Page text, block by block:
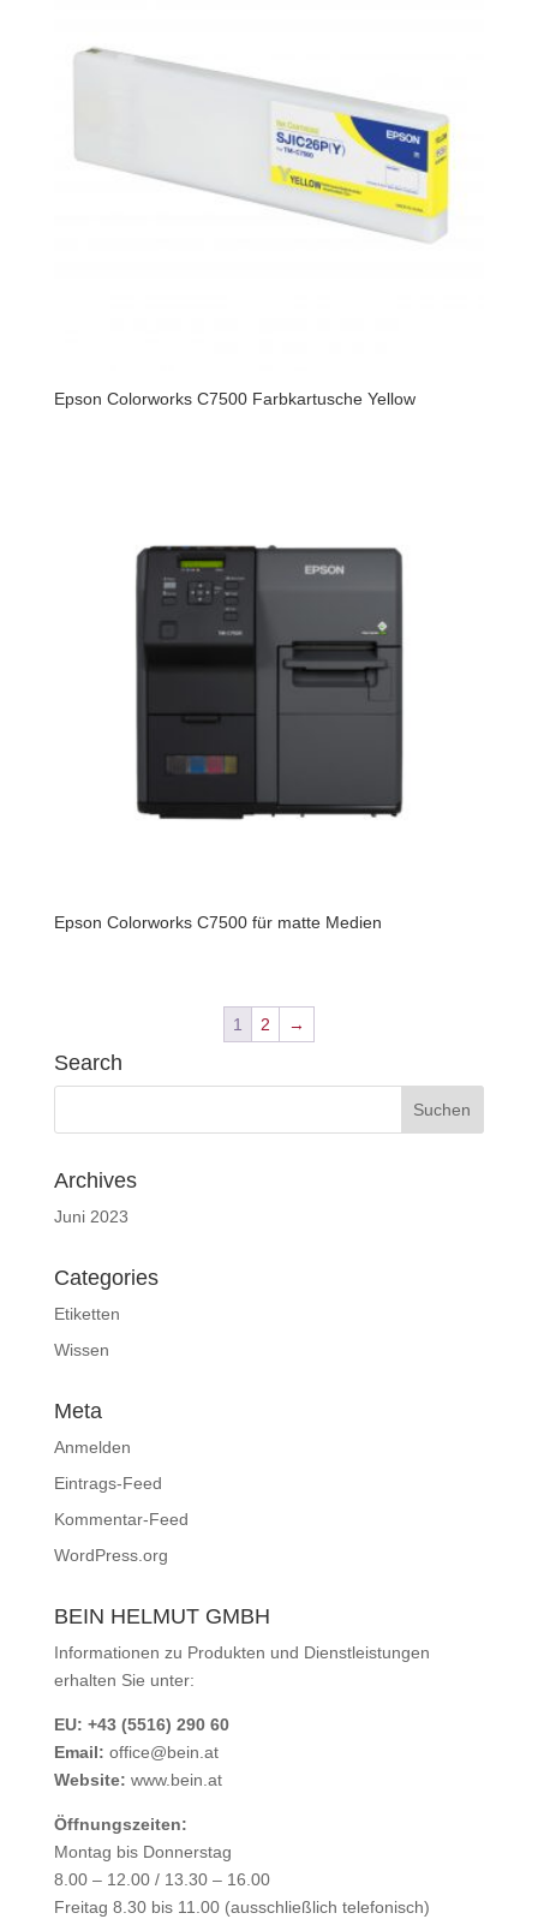
Epson Colorworks C7500 Farbkartusche Yellow
Epson Colorworks C7500 für matte Medien
1 2 →
Search
Archives
Juni 2023
Categories
Etiketten
Wissen
Meta
Anmelden
Eintrags-Feed
Kommentar-Feed
WordPress.org
BEIN HELMUT GMBH
Informationen zu Produkten und Dienstleistungen
erhalten Sie unter:
EU: +43 (5516) 290 60
Email: office@bein.at
Website: www.bein.at
Öffnungszeiten:
Montag bis Donnerstag
8.00 – 12.00 / 13.30 – 16.00
Freitag 8.30 bis 11.00 (ausschließlich telefonisch)